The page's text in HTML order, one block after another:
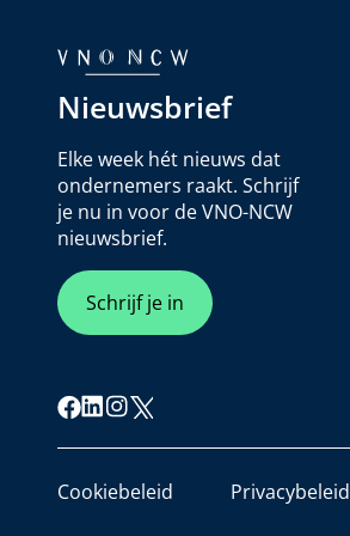
Nieuwsbrief
Elke week hét nieuws dat
ondernemers raakt. Schrijf
je nu in voor de VNO-NCW
nieuwsbrief.
Schrijf je in
Cookiebeleid Privacybeleid